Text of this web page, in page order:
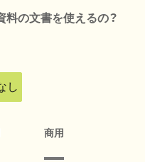
料の文書を使えるの？
し
商用